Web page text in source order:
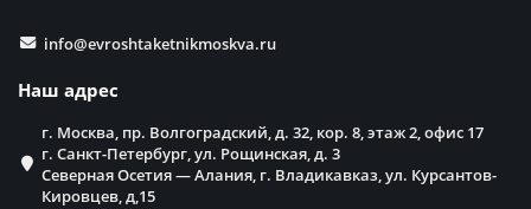
info@evroshtaketnikmoskva.ru
Наш адрес
г. Москва, пр. Волгоградский, д. 32, кор. 8, этаж 2, офис 17
г. Санкт-Петербург, ул. Рощинская, д. 3
Северная Осетия — Алания, г. Владикавказ, ул. Курсантов-
Кировцев, д,15